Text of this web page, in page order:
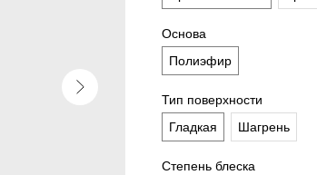
Основа
Полиэфир
Тип поверхности
Гладкая
Шагрень
Степень блеска